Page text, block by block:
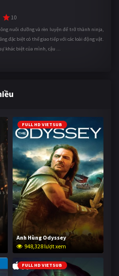
10
nuôi dưỡng và rèn luyện để trở thành ninja,
đặc biệt có thể giao tiếp với các loài động vật.
khác biệt của mình, cậu ...
FULL HD VIETSUB
Anh Hùng Odyssey
948,328 lượt xem
FULL HD VIETSUB